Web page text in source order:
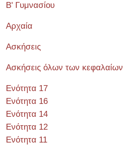
Β' Γυμνασίου
Αρχαία
Ασκήσεις
Ασκήσεις όλων των κεφαλαίων
Ενότητα 17
Ενότητα 16
Ενότητα 14
Ενότητα 12
Ενότητα 11